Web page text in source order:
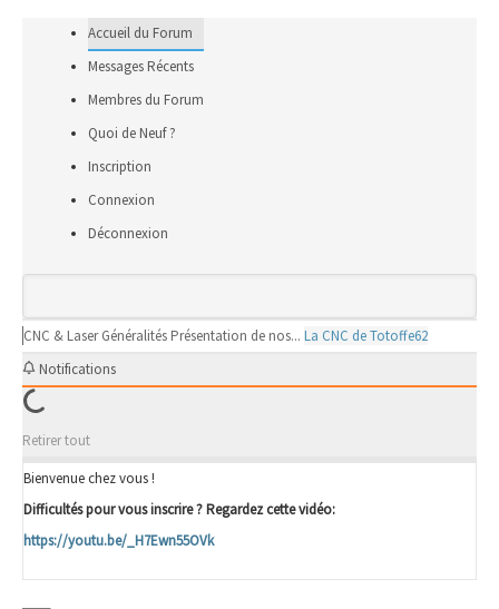
Accueil du Forum
Messages Récents
Membres du Forum
Quoi de Neuf ?
Inscription
Connexion
Déconnexion
CNC & Laser Généralités Présentation de nos... La CNC de Totoffe62
Notifications
Retirer tout
Bienvenue chez vous !
Difficultés pour vous inscrire ? Regardez cette vidéo:
https://youtu.be/_H7Ewn55OVk